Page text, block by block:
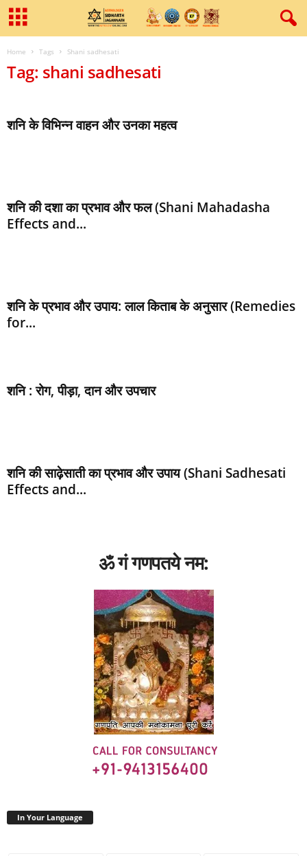
Home Tags Shani sadhesati
Tag: shani sadhesati
शनि के विभिन्न वाहन और उनका महत्व
शनि की दशा का प्रभाव और फल (Shani Mahadasha
Effects and...
शनि के प्रभाव और उपाय: लाल किताब के अनुसार (Remedies
for...
शनि : रोग, पीड़ा, दान और उपचार
शनि की साढ़ेसाती का प्रभाव और उपाय (Shani Sadhesati
Effects and...
ॐ गं गणपतये नम:
In Your Language